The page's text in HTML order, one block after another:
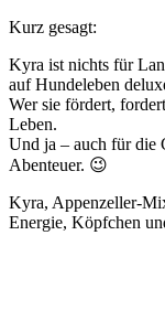
Kurz gesagt:
Kyra ist nichts für
auf Hundeleben
Wer sie fördert,
Leben.
Und ja – auch für die
Abenteuer. 😉
Kyra, Appenzeller-
Energie, Köpfchen